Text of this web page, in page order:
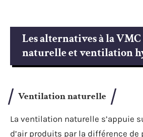
Les alternatives à la
naturelle et ventilation
Ventilation naturelle
La ventilation naturelle s’appuie
d’air produits par la différence de